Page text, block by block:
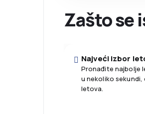
Zašto se
Najveći izbor
Pronađite najbolje
u nekoliko sekundi,
letova.